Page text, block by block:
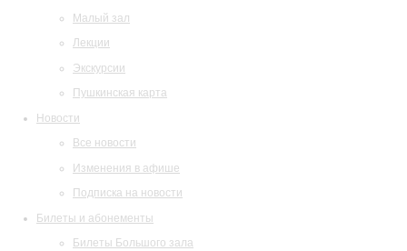
Малый зал
Лекции
Экскурсии
Пушкинская карта
Новости
Все новости
Изменения в афише
Подписка на новости
Билеты и абонементы
Билеты Большого зала